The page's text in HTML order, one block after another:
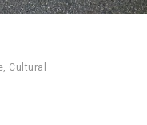
, Cultural